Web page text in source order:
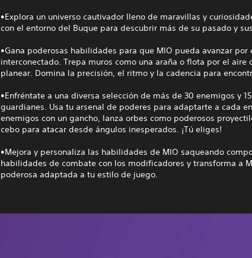
•Explora un universo cautivador lleno de maravillas y
con el entorno del Buque para descubrir más de su pasado y
•Gana poderosas habilidades para que MIO pueda avanzar
interconectado. Trepa muros como una araña o flota por el aire
planear. Domina la precisión, el ritmo y la cadencia para
•Enfréntate a una diversa selección de más de 30 enemigos y
guardianes. Usa tu arsenal de poderes para adaptarte a cada
enemigos con un gancho, lanza orbes como poderosos
cebo para atacar desde ángulos inesperados. ¡Tú eliges!
•Mejora y personaliza las habilidades de MIO saqueando
habilidades de combate con los modificadores y transforma a
poderosa adaptada a tu estilo de juego.